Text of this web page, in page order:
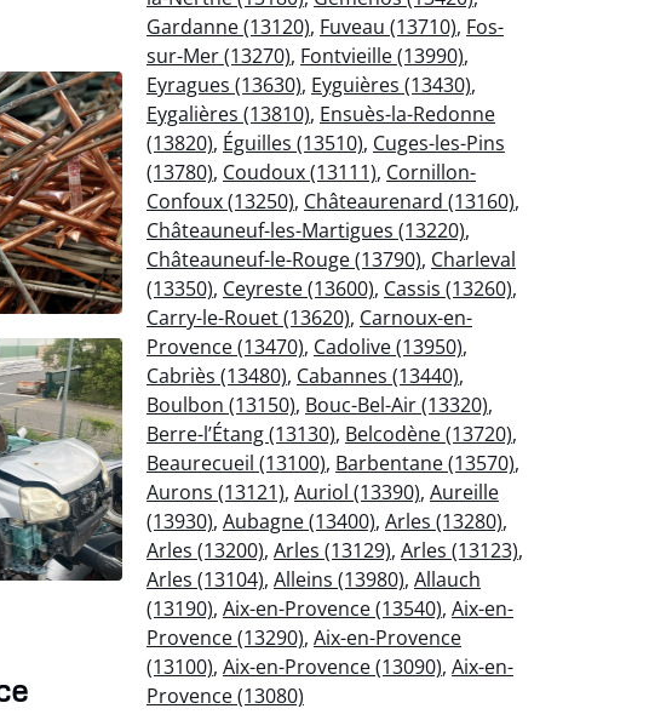
Gardanne (13120), Fuveau (13710), Fos-
sur-Mer (13270), Fontvieille (13990),
Eyragues (13630), Eyguières (13430),
Eygalières (13810), Ensuès-la-Redonne
(13820), Éguilles (13510), Cuges-les-Pins
(13780), Coudoux (13111), Cornillon-
Confoux (13250), Châteaurenard (13160),
Châteauneuf-les-Martigues (13220),
Châteauneuf-le-Rouge (13790), Charleval
(13350), Ceyreste (13600), Cassis (13260),
Carry-le-Rouet (13620), Carnoux-en-
Provence (13470), Cadolive (13950),
Cabriès (13480), Cabannes (13440),
Boulbon (13150), Bouc-Bel-Air (13320),
Berre-l’Étang (13130), Belcodène (13720),
Beaurecueil (13100), Barbentane (13570),
Aurons (13121), Auriol (13390), Aureille
(13930), Aubagne (13400), Arles (13280),
Arles (13200), Arles (13129), Arles (13123),
Arles (13104), Alleins (13980), Allauch
(13190), Aix-en-Provence (13540), Aix-en-
Provence (13290), Aix-en-Provence
(13100), Aix-en-Provence (13090), Aix-en-
Provence (13080)